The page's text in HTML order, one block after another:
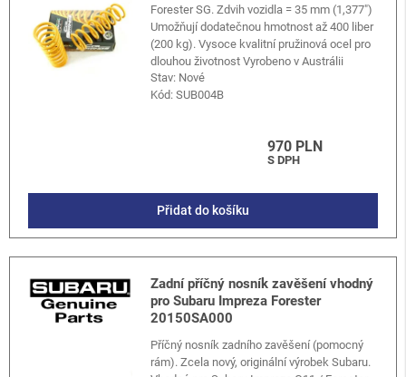
Forester SG. Zdvih vozidla = 35 mm (1,377")
Umožňují dodatečnou hmotnost až 400 liber
(200 kg). Vysoce kvalitní pružinová ocel pro
dlouhou životnost Vyrobeno v Austrálii
Stav: Nové
Kód:SUB004B
970 PLN
S DPH
Přidat do košíku
Zadní příčný nosník zavěšení vhodný
pro Subaru Impreza Forester
20150SA000
Příčný nosník zadního zavěšení (pomocný
rám). Zcela nový, originální výrobek Subaru.